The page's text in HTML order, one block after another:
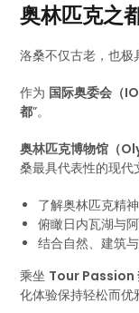
奥林匹克之
洛桑不仅古老，也极
作为 国际奥委会（
都”。
奥林匹克博物馆（
桑最具代表性的现代
了解奥林匹克精
俯瞰日内瓦湖与
结合自然、建筑
乘坐 Tour Passion
化体验保持轻松而优